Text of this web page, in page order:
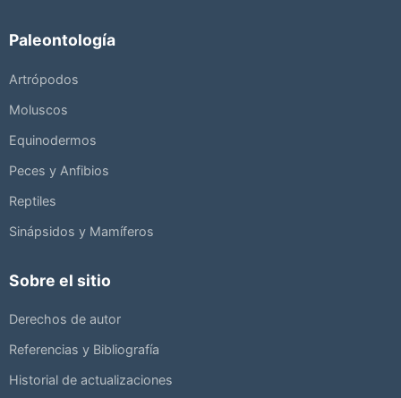
Paleontología
Artrópodos
Moluscos
Equinodermos
Peces y Anfibios
Reptiles
Sinápsidos y Mamíferos
Sobre el sitio
Derechos de autor
Referencias y Bibliografía
Historial de actualizaciones